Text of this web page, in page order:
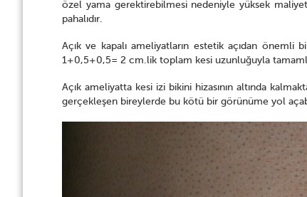
özel yama gerektirebilmesi nedeniyle yüksek
pahalıdır.
Açık ve kapalı ameliyatların estetik açıdan önemli
1+0,5+0,5= 2 cm.lik toplam kesi uzunluğuyla
Açık ameliyatta kesi izi bikini hizasının altında
gerçekleşen bireylerde bu kötü bir görünüme yol